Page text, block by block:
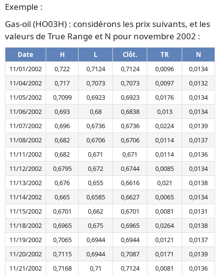
Exemple :
Gas-oil (HO03H) : considérons les prix suivants, et les
valeurs de True Range et N pour novembre 2002 :
Date H L Clôt. TR
N
11/01/2002
0,722 0,7124 0,7124 0,0096
0,0134
11/04/2002
0,717 0,7073 0,7073 0,0097
0,0132
11/05/2002
0,7099 0,6923 0,6923 0,0176
0,0134
11/06/2002
0,693 0,68 0,6838 0,013
0,0134
11/07/2002
0,696 0,6736 0,6736 0,0224
0,0139
11/08/2002
0,682 0,6706 0,6706 0,0114
0,0137
11/11/2002
0,682 0,671 0,671 0,0114
0,0136
11/12/2002
0,6795 0,672 0,6744 0,0085
0,0134
11/13/2002
0,676 0,655 0,6616 0,021
0,0138
11/14/2002
0,665 0,6585 0,6627 0,0065
0,0134
11/15/2002
0,6701 0,662 0,6701 0,0081
0,0131
11/18/2002
0,6965 0,675 0,6965 0,0264
0,0138
11/19/2002
0,7065 0,6944 0,6944 0,0121
0,0137
11/20/2002
0,7115 0,6944 0,7087 0,0171
0,0139
11/21/2002
0,7168 0,71 0,7124 0,0081
0,0136